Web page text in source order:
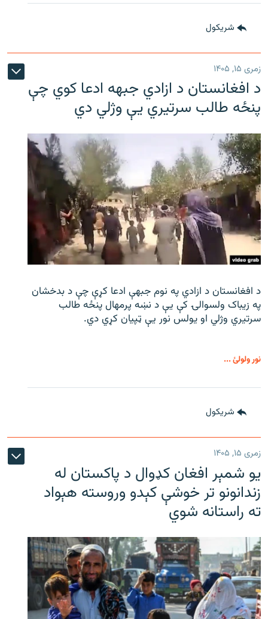
شريکول
زمری ۱۵, ۱۴۰۵
د افغانستان د ازادي جبهه ادعا کوي چې
پنځه طالب سرتیري يې وژلي دي
د افغانستان د ازادي په نوم جبهې ادعا کړې چې د بدخشان
په زیباک ولسوالۍ کې يې د نښه پرمهال پنځه طالب
سرتیري وژلي او یولس نور يې ټپیان کړي دي.
نور ولولئ ...
شريکول
زمری ۱۵, ۱۴۰۵
یو شمېر افغان کډوال د پاکستان له
زندانونو تر خوشې کېدو وروسته هېواد
ته راستانه شوي